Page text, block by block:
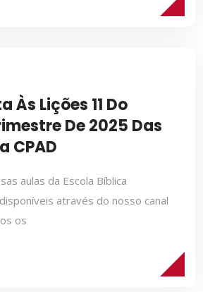
Às Lições 11 Do
De 2025 Das
CPAD
aulas da Escola Bíblica
através do nosso canal
os